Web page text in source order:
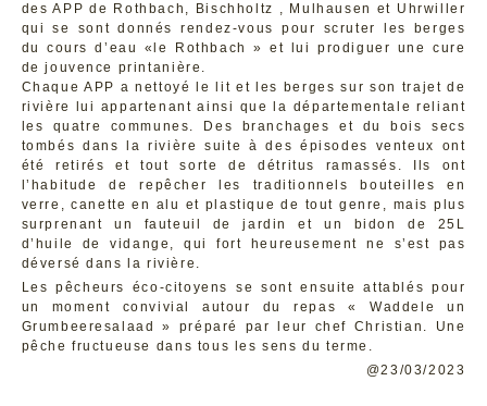
des APP de Rothbach, Bischholtz , Mulhausen et Uhrwiller
qui se sont donnés rendez-vous pour scruter les berges
du cours d’eau «le Rothbach » et lui prodiguer une cure
de jouvence printanière.
Chaque APP a nettoyé le lit et les berges sur son trajet de
rivière lui appartenant ainsi que la départementale reliant
les quatre communes. Des branchages et du bois secs
tombés dans la rivière suite à des épisodes venteux ont
été retirés et tout sorte de détritus ramassés. Ils ont
l’habitude de repêcher les traditionnels bouteilles en
verre, canette en alu et plastique de tout genre, mais plus
surprenant un fauteuil de jardin et un bidon de 25L
d’huile de vidange, qui fort heureusement ne s’est pas
déversé dans la rivière.
Les pêcheurs éco-citoyens se sont ensuite attablés pour
un moment convivial autour du repas « Waddele un
Grumbeeresalaad » préparé par leur chef Christian. Une
pêche fructueuse dans tous les sens du terme.
@23/03/2023